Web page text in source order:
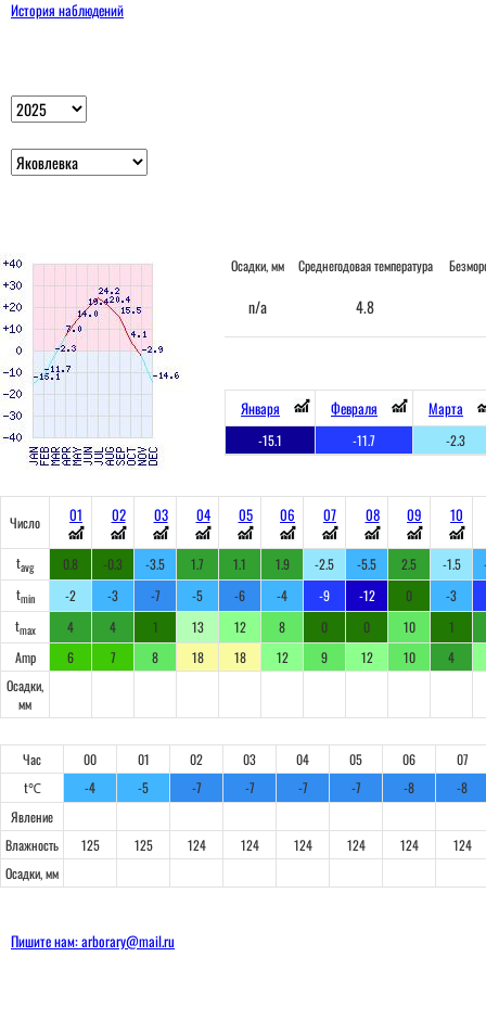
История наблюдений
Осадки, мм Среднегодовая температура
n/a 4.8
Января Февраля Марта
-15.1 -11.7 -2.3
Число 01 02 03 04 05 06 07 08 09 10
tavg 0.8 -0.3 -3.5 1.7 1.1 1.9 -2.5 -5.5 2.5 -1.5
tmin -2 -3 -7 -5 -6 -4 -9 -12 0
-3
tmax 4 4 1 13 12 8 0 0 10
1
Amp
6 7 8 18 18 12 9 12 10
4
Осадки,
мм
Час 00 01 02 03 04 05 06
07
t℃
-4 -5 -7 -7 -7 -7 -8
-8
Явление
Влажность
125 125 124 124 124 124 124
124
Осадки, мм
Пишите нам: arborary@mail.ru